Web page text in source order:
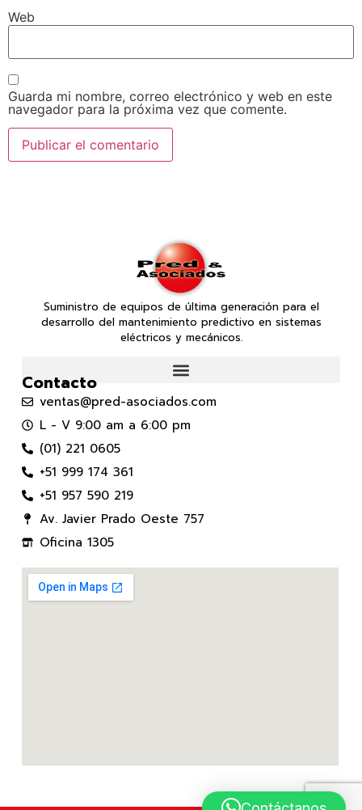
Web
Guarda mi nombre, correo electrónico y web en este
navegador para la próxima vez que comente.
Suministro de equipos de última generación para el
desarrollo del mantenimiento predictivo en sistemas
eléctricos y mecánicos.
Contacto
ventas@pred-asociados.com
L - V 9:00 am a 6:00 pm
(01) 221 0605
+51 999 174 361
+51 957 590 219
Av. Javier Prado Oeste 757
Oficina 1305